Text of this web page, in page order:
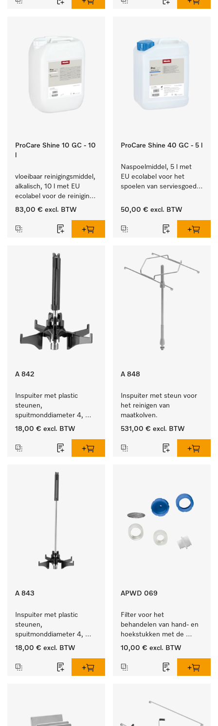
ProCare Shine 10 GC - 10
vloeibaar reinigingsmiddel,
alkalisch, 10 l met EU
ecolabel voor de reiniging
van alledaags vuil op
glazen.
83,00 € excl. BTW
ProCare Shine 40 GC - 5 l
Naspoelmiddel, 5 l met
EU ecolabel voor het
spoelen van serviesgoed,
50,00 € excl. BTW
A 842
Inspuiter met plastic
steunen,
spuitmonddiameter 4,
lengte 90 mm, 1 stuk
18,00 € excl. BTW
A 848
Inspuiter met steun voor
het reinigen van
maatkolven.
531,00 € excl. BTW
A 843
Inspuiter met plastic
steunen,
spuitmonddiameter 4,
lengte 185 mm, 1 stuk
18,00 € excl. BTW
APWD 069
Filter voor het
behandelen van hand- en
hoekstukken met de
houder APWD 068
10,00 € excl. BTW